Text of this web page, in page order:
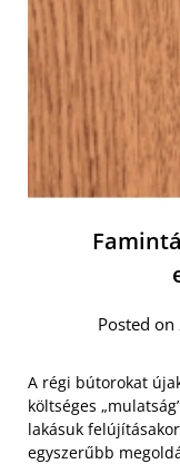
Posted
A régi bútorokat
költséges
lakásuk
egyszerűbb